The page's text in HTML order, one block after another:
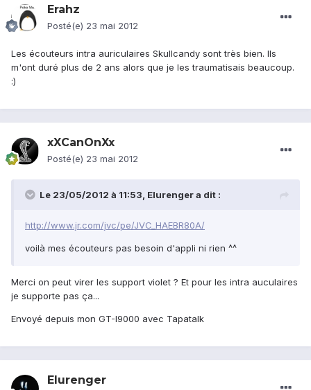
Erahz
Posté(e) 23 mai 2012
Les écouteurs intra auriculaires Skullcandy sont très bien. Ils
m'ont duré plus de 2 ans alors que je les traumatisais beaucoup.
:)
xXCanOnXx
Posté(e) 23 mai 2012
Le 23/05/2012 à 11:53, Elurenger a dit :
http://www.jr.com/jvc/pe/JVC_HAEBR80A/
voilà mes écouteurs pas besoin d'appli ni rien ^^
Merci on peut virer les support violet ? Et pour les intra auculaires
je supporte pas ça...
Envoyé depuis mon GT-I9000 avec Tapatalk
Elurenger